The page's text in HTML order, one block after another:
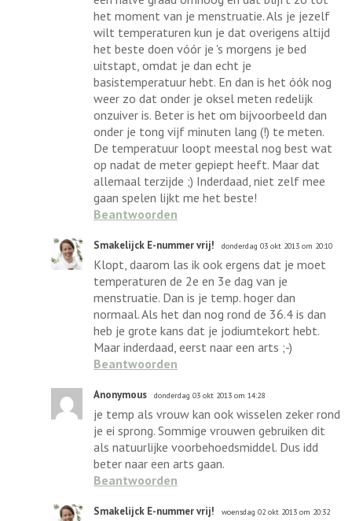
het moment van je menstruatie. Als je jezelf
wilt temperaturen kun je dat overigens altijd
het beste doen vóór je 's morgens je bed
uitstapt, omdat je dan echt je
basistemperatuur hebt. En dan is het óók nog
weer zo dat onder je oksel meten redelijk
onzuiver is. Beter is het om bijvoorbeeld dan
onder je tong vijf minuten lang (!) te meten.
De temperatuur loopt meestal nog best wat
op nadat de meter gepiept heeft. Maar dat
allemaal terzijde ;) Inderdaad, niet zelf mee
gaan spelen lijkt me het beste!
Beantwoorden
Smakelijck E-nummer vrij! donderdag 03 okt 2013 om 20:10
Klopt, daarom las ik ook ergens dat je moet
temperaturen de 2e en 3e dag van je
menstruatie. Dan is je temp. hoger dan
normaal. Als het dan nog rond de 36.4 is dan
heb je grote kans dat je jodiumtekort hebt.
Maar inderdaad, eerst naar een arts ;-)
Beantwoorden
Anonymous donderdag 03 okt 2013 om 14:28
je temp als vrouw kan ook wisselen zeker rond
je ei sprong. Sommige vrouwen gebruiken dit
als natuurlijke voorbehoedsmiddel. Dus idd
beter naar een arts gaan.
Beantwoorden
Smakelijck E-nummer vrij! woensdag 02 okt 2013 om 20:32